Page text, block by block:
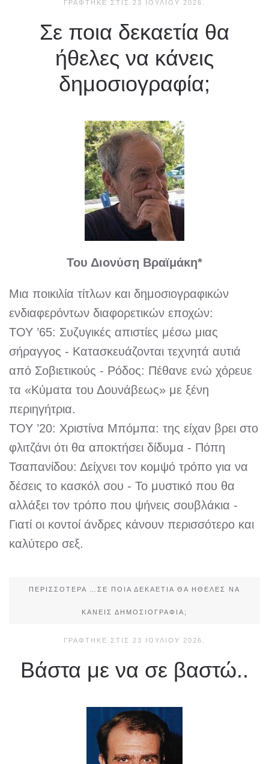
ΓΡΆΦΤΗΚΕ ΣΤΙΣ 23 ΙΟΥΛΊΟΥ 2026
Σε ποια δεκαετία θα
ήθελες να κάνεις
δημοσιογραφία;
Του Διονύση Βραϊμάκη*
Μια ποικιλία τίτλων και δημοσιογραφικών
ενδιαφερόντων διαφορετικών εποχών:
ΤΟΥ ’65: Συζυγικές απιστίες μέσω μιας
σήραγγος - Κατασκευάζονται τεχνητά αυτιά
από Σοβιετικούς - Ρόδος: Πέθανε ενώ χόρευε
τα «Κύματα του Δουνάβεως» με ξένη
περιηγήτρια.
ΤΟΥ ’20: Χριστίνα Μπόμπα: της είχαν βρει στο
φλιτζάνι ότι θα αποκτήσει δίδυμα - Πόπη
Τσαπανίδου: Δείχνει τον κομψό τρόπο για να
δέσεις το κασκόλ σου - Το μυστικό που θα
αλλάξει τον τρόπο που ψήνεις σουβλάκια -
Γιατί οι κοντοί άνδρες κάνουν περισσότερο και
καλύτερο σεξ.
ΠΕΡΙΣΣΌΤΕΡΑ …ΣΕ ΠΟΙΑ ΔΕΚΑΕΤΊΑ ΘΑ ΉΘΕΛΕΣ ΝΑ
ΚΆΝΕΙΣ ΔΗΜΟΣΙΟΓΡΑΦΊΑ;
ΓΡΆΦΤΗΚΕ ΣΤΙΣ 23 ΙΟΥΛΊΟΥ 2026
Βάστα με να σε βαστώ..